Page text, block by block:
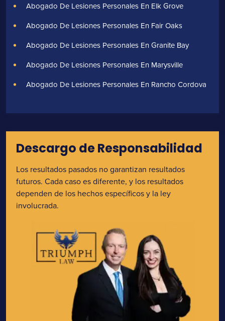
Abogado De Lesiones Personales En Elk Grove
Abogado De Lesiones Personales En Fair Oaks
Abogado De Lesiones Personales En Granite Bay
Abogado De Lesiones Personales En Marysville
Abogado De Lesiones Personales En Rancho Cordova
Descargo de Responsabilidad
Los resultados pasados no garantizan resultados
futuros. Cada caso es diferente, y los resultados
dependen de los hechos específicos y la ley
involucrada.